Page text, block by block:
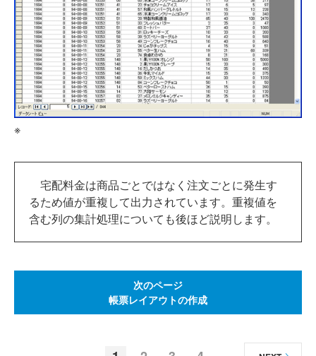
※
宅配料金は商品ごとではなく注文ごとに発生す
るため値が重複して出力されています。重複値を
含む列の集計処理についても後ほど説明します。
次のページ
帳票レイアウトの作成